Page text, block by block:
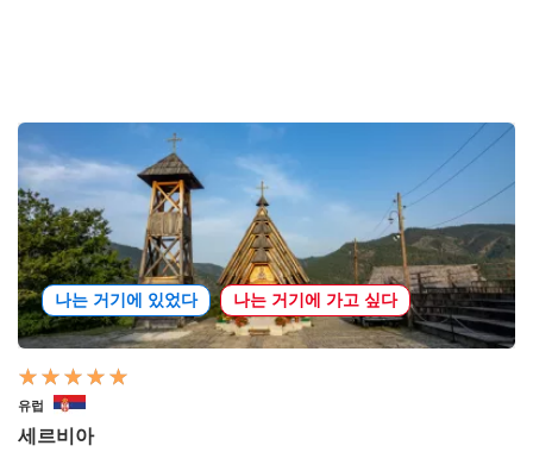
나는 거기에 있었다 나는 거기에 가고 싶다
유럽
세르비아